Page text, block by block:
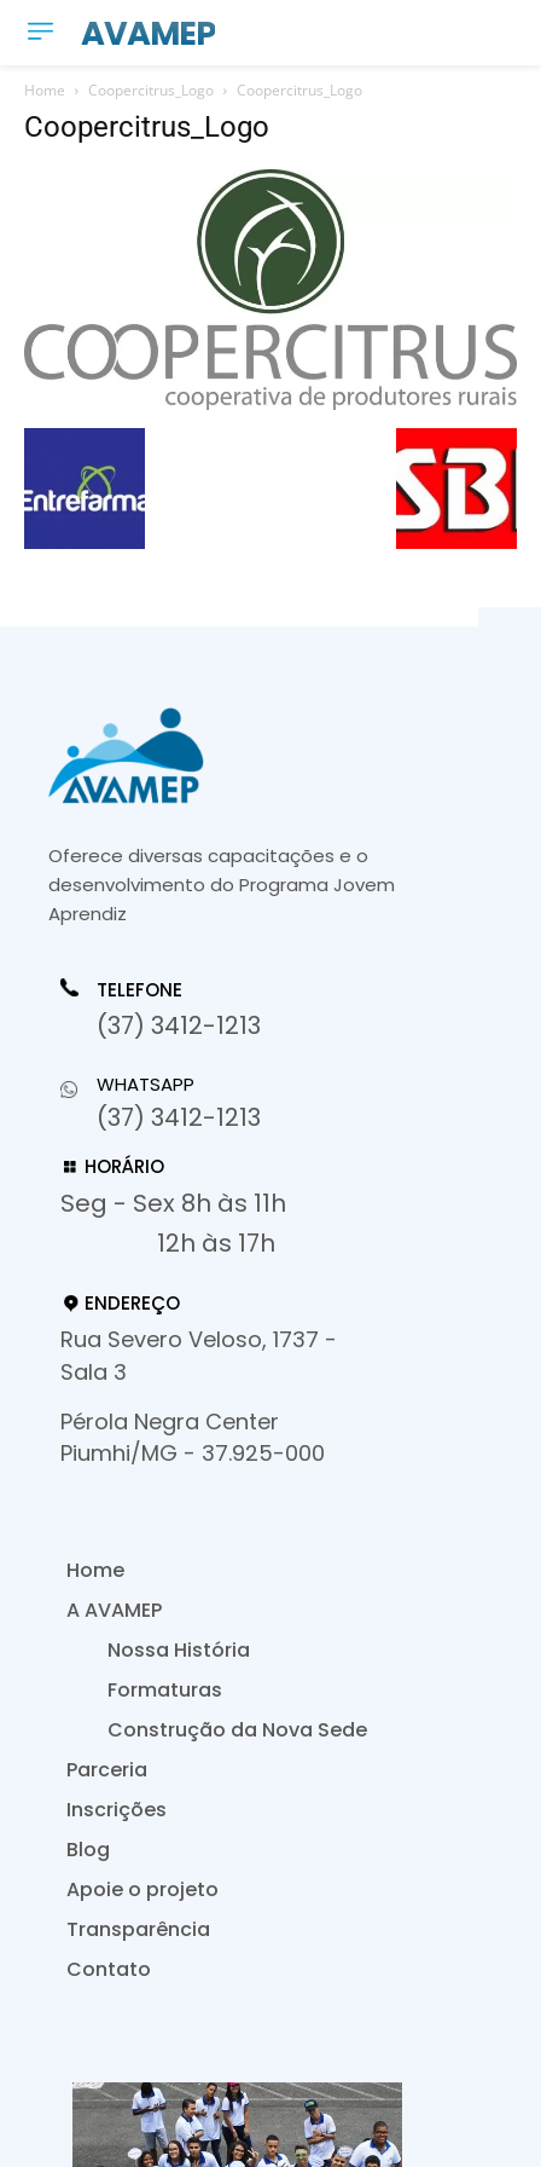
AVAMEP
Home Coopercitrus_Logo Coopercitrus_Logo
Coopercitrus_Logo
Oferece diversas capacitações e o
desenvolvimento do Programa Jovem
Aprendiz
TELEFONE
(37) 3412-1213
WHATSAPP
(37) 3412-1213
HORÁRIO
Seg - Sex 8h às 11h
12h às 17h
ENDEREÇO
Rua Severo Veloso, 1737 -
Sala 3
Pérola Negra Center
Piumhi/MG - 37.925-000
Home
A AVAMEP
Nossa História
Formaturas
Construção da Nova Sede
Parceria
Inscrições
Blog
Apoie o projeto
Transparência
Contato